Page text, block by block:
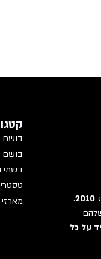
2010
.
–
על כל
בושם
בושם
בשמי